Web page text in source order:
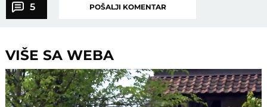
5 POŠALJI KOMENTAR
VIŠE SA WEBA